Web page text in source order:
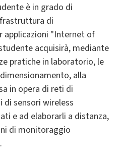
è in grado di
di
applicazioni "Internet of
acquisirà, mediante
pratiche in laboratorio, le
alla
in opera di reti di
sensori wireless
e ad elaborarli a distanza,
di monitoraggio